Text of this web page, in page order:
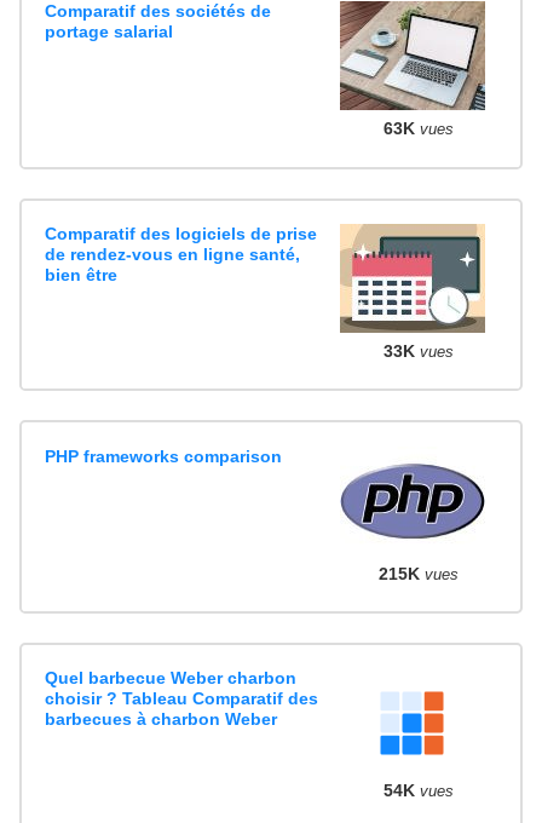
Comparatif des sociétés de
portage salarial
63K vues
Comparatif des logiciels de prise
de rendez-vous en ligne santé,
bien être
33K vues
PHP frameworks comparison
215K vues
Quel barbecue Weber charbon
choisir ? Tableau Comparatif des
barbecues à charbon Weber
54K vues